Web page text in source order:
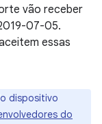
vão receber
07-05.
essas
dispositivo
do